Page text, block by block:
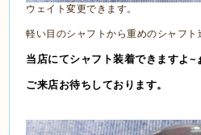
ウェイト変更できます。
軽い目のシャフトから重めのシャフト
当店にてシャフト装着できますよ~
ご来店お待ちしております。